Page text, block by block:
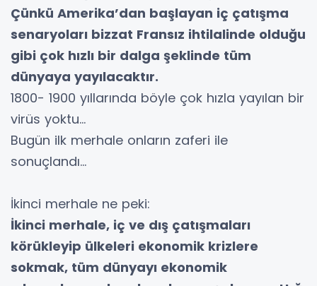
Çünkü Amerika’dan başlayan iç çatışma
senaryoları bizzat Fransız ihtilalinde olduğu
gibi çok hızlı bir dalga şeklinde tüm
dünyaya yayılacaktır.
1800- 1900 yıllarında böyle çok hızla yayılan bir
virüs yoktu…
Bugün ilk merhale onların zaferi ile
sonuçlandı…
İkinci merhale ne peki:
İkinci merhale, iç ve dış çatışmaları
körükleyip ülkeleri ekonomik krizlere
sokmak, tüm dünyayı ekonomik